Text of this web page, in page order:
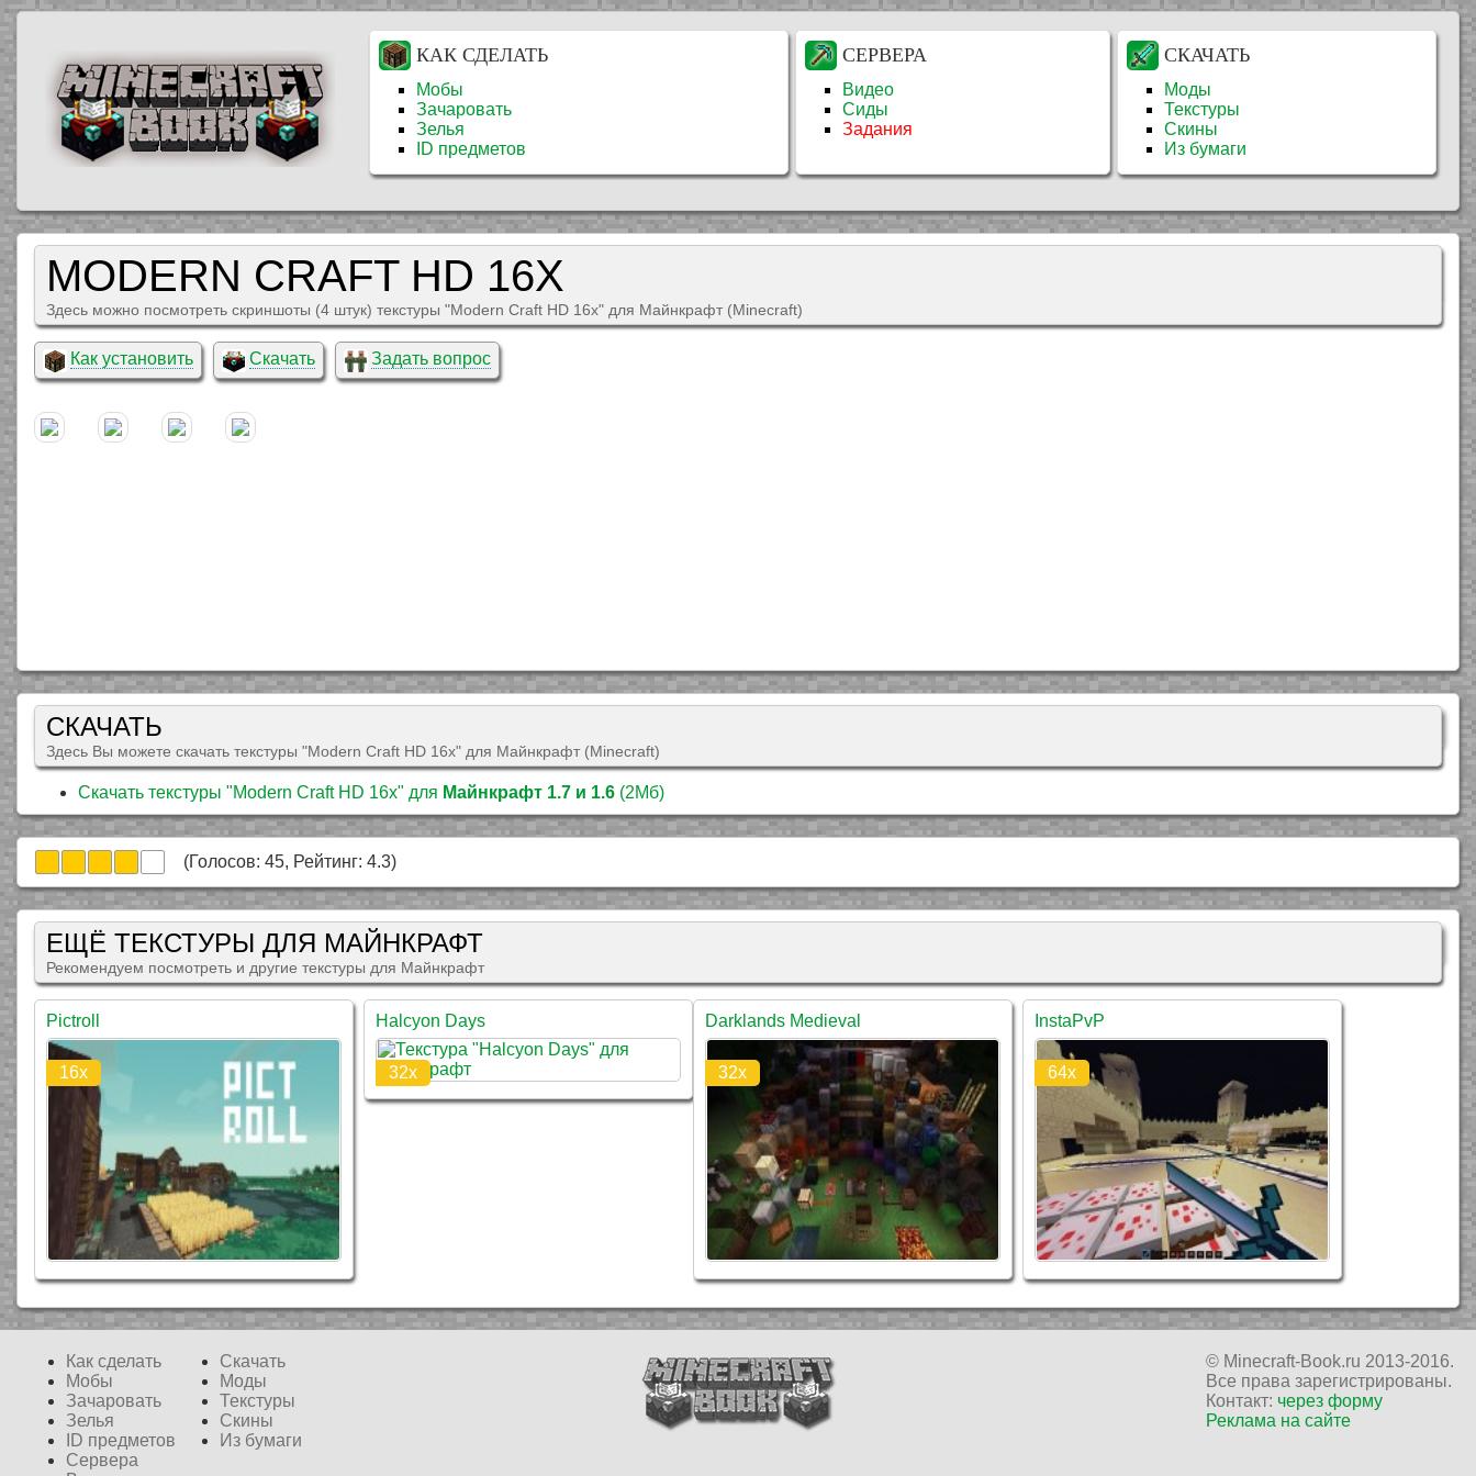
КАК СДЕЛАТЬ
Мобы
Зачаровать
Зелья
ID предметов
СЕРВЕРА
Видео
Сиды
Задания
СКАЧАТЬ
Моды
Текстуры
Скины
Из бумаги
MODERN CRAFT HD 16X
Здесь можно посмотреть скриншоты (4 штук) текстуры "Modern Craft HD 16x" для Майнкрафт (Minecraft)
Как установить Скачать Задать вопрос
СКАЧАТЬ
Здесь Вы можете скачать текстуры "Modern Craft HD 16x" для Майнкрафт (Minecraft)
Скачать текстуры "Modern Craft HD 16x" для Майнкрафт 1.7 и 1.6 (2Мб)
(Голосов: 45, Рейтинг: 4.3)
ЕЩЁ ТЕКСТУРЫ ДЛЯ МАЙНКРАФТ
Рекомендуем посмотреть и другие текстуры для Майнкрафт
Pictroll
16x
Halcyon Days
32x
Darklands Medieval
32x
InstaPvP
64x
Flappy Bird
16x
© Minecraft-Book.ru 2013-2016.
Все права зарегистрированы.
Контакт: через форму
Реклама на сайте
Как сделать
Мобы
Зачаровать
Зелья
ID предметов
Сервера
Скачать
Моды
Текстуры
Скины
Из бумаги